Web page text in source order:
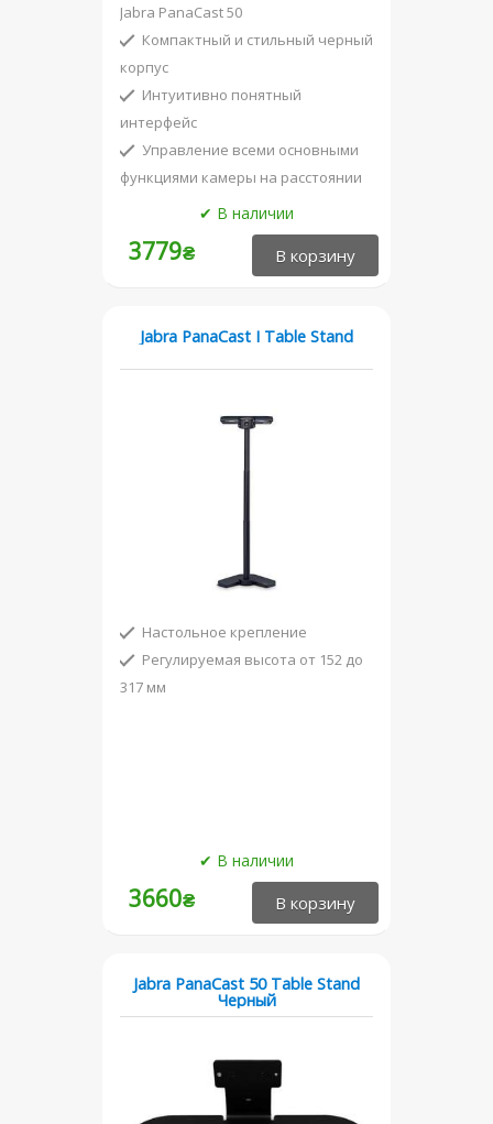
Jabra PanaCast 50
Компактный и стильный черный
корпус
Интуитивно понятный
интерфейс
Управление всеми основными
функциями камеры на расстоянии
Работает от батареек, что
обеспечивает длительное время
работы
3779₴
Jabra PanaCast I Table Stand
Настольное крепление
Регулируемая высота от 152 до
317 мм
3660₴
Jabra PanaCast 50 Table Stand
Черный